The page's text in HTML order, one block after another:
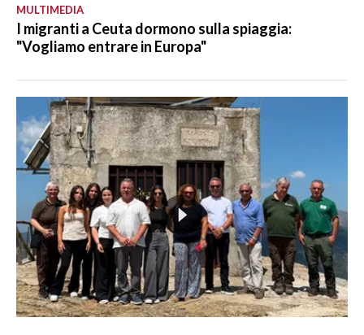
MULTIMEDIA
I migranti a Ceuta dormono sulla spiaggia:
"Vogliamo entrare in Europa"